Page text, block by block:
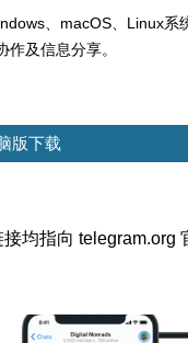
、macOS、Linux
及信息分享。
版下载
均指向 telegram.org